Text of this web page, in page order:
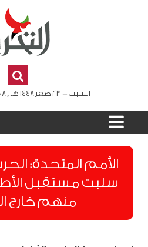
السبت - 23 صفر 1448 هـ , 08 أغسطس 2026 م
الأمم المتحدة:
منهم خارج